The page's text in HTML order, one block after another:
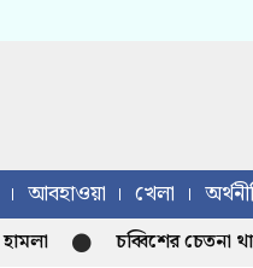
আবহাওয়া খেলা
চব্বিশের চেতনা থাকলে